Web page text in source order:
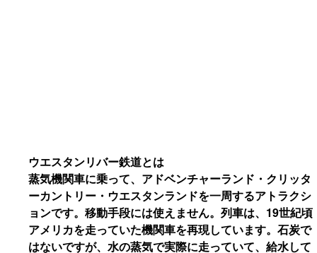
ウエスタンリバー鉄道とは
蒸気機関車に乗って、アドベンチャーランド・クリッタ
ーカントリー・ウエスタンランドを一周するアトラクシ
ョンです。移動手段には使えません。列車は、19世紀頃
アメリカを走っていた機関車を再現しています。石炭で
はないですが、水の蒸気で実際に走っていて、給水して